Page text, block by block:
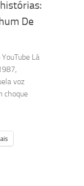
De
Lá
voz
choque